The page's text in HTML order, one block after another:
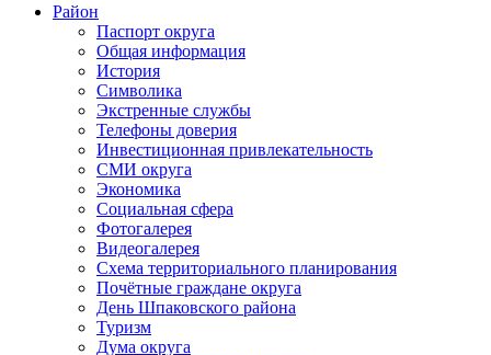
Район
Паспорт округа
Общая информация
История
Символика
Экстренные службы
Телефоны доверия
Инвестиционная привлекательность
СМИ округа
Экономика
Социальная сфера
Фотогалерея
Видеогалерея
Схема территориального планирования
Почётные граждане округа
День Шпаковского района
Туризм
Дума округа